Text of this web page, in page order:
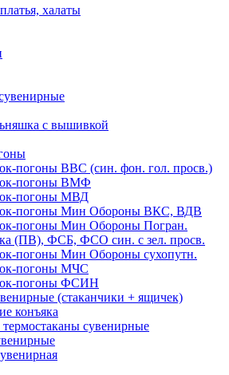
халаты
с вышивкой
погоны ВВС (син. фон. гол. просв.)
погоны ВМФ
погоны МВД
погоны Мин Обороны ВКС, ВДВ
погоны Мин Обороны Погран.
(ПВ), ФСБ, ФСО син. с зел. просв.
погоны Мин Обороны сухопутн.
погоны МЧС
погоны ФСИН
(стаканчики + ящичек)
конъяка
сувенирные